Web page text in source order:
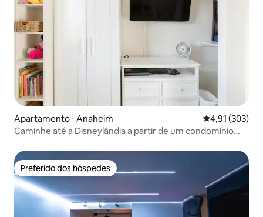
Apartamento ⋅ Anaheim 4,91 de uma
4,91 (303)
Caminhe até a Disneylândia a partir de um condomínio
Preferido dos hóspedes
Preferido dos hóspedes